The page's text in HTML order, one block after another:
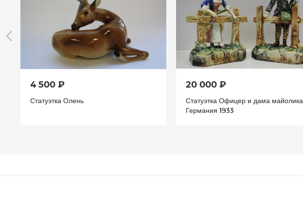
4 500 ₽
Статуэтка Олень
20 000 ₽
Статуэтка Офицер и дама майолика
Германия 1933